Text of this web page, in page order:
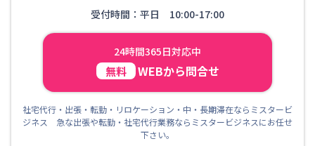
受付時間：平日 10:00-17:00
24時間365日対応中
無料 WEBから問合せ
社宅代行・出張・転勤・リロケーション・中・長期滞在ならミスタービ
ジネス 急な出張や転勤・社宅代行業務ならミスタービジネスにお任せ
下さい。